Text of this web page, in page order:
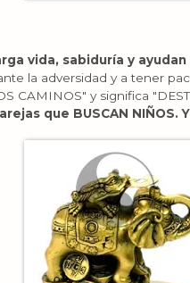
vida, sabiduría y
la adversidad y a tener
CAMINOS" y significa
que BUSCAN NIÑOS.